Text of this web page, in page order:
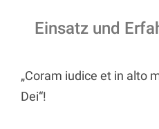
Einsatz und
„Coram iudice et in alto
Dei“!